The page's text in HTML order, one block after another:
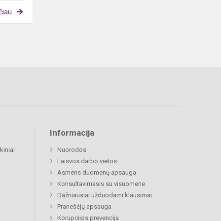
Informacija
Nuorodos
Laisvos darbo vietos
Asmens duomenų apsauga
Konsultavimasis su visuomene
Dažniausiai užduodami klausimai
Pranešėjų apsauga
Korupcijos prevencija